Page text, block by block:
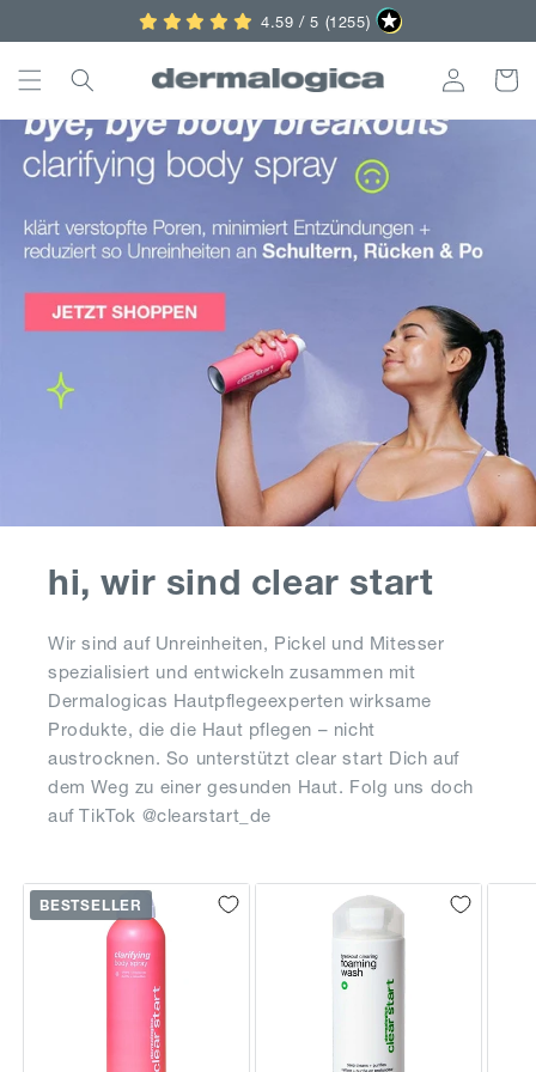
Inhalt
4.59 / 5 (1255)
Einloggen
hi, wir sind clear start
Wir sind auf Unreinheiten, Pickel und Mitesser
spezialisiert und entwickeln zusammen mit
Dermalogicas Hautpflegeexperten wirksame
Produkte, die die Haut pflegen – nicht
austrocknen. So unterstützt clear start Dich auf
dem Weg zu einer gesunden Haut. Folg uns doch
auf TikTok @clearstart_de
BESTSELLER